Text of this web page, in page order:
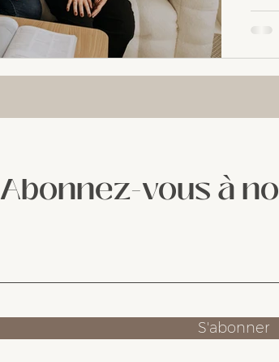
Abonnez-vous à
S'abonner